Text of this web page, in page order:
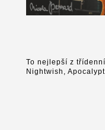
To nejlepší z
Nightwish,